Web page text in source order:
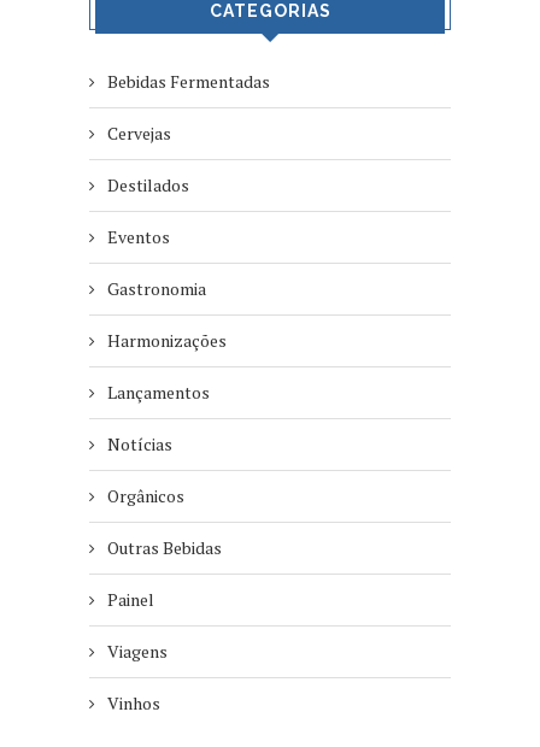
CATEGORIAS
Bebidas Fermentadas
Cervejas
Destilados
Eventos
Gastronomia
Harmonizações
Lançamentos
Notícias
Orgânicos
Outras Bebidas
Painel
Viagens
Vinhos